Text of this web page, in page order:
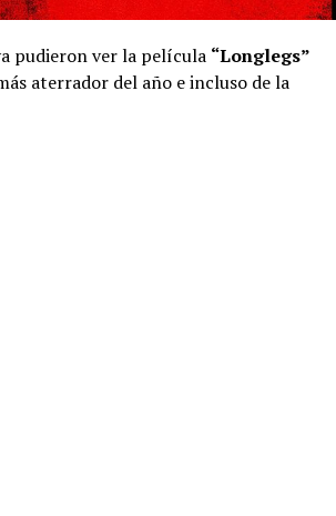
pudieron ver la película “Longlegs”
aterrador del año e incluso de la